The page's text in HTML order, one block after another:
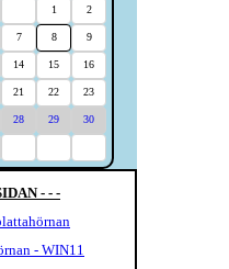
1 2
7 8 9
14 15 16
21 22 23
28 29 30
- - -
- WIN11